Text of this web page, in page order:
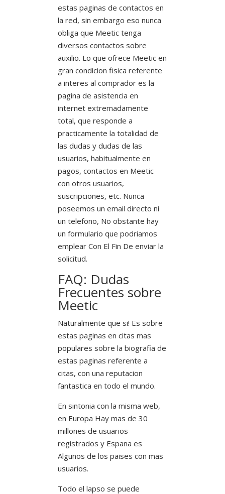
estas paginas de contactos en
la red, sin embargo eso nunca
obliga que Meetic tenga
diversos contactos sobre
auxilio. Lo que ofrece Meetic en
gran condicion fisica referente
a interes al comprador es la
pagina de asistencia en
internet extremadamente
total, que responde a
practicamente la totalidad de
las dudas y dudas de las
usuarios, habitualmente en
pagos, contactos en Meetic
con otros usuarios,
suscripciones, etc. Nunca
poseemos un email directo ni
un telefono, No obstante hay
un formulario que podriamos
emplear Con El Fin De enviar la
solicitud.
FAQ: Dudas
Frecuentes sobre
Meetic
Naturalmente que si! Es sobre
estas paginas en citas mas
populares sobre la biografia de
estas paginas referente a
citas, con una reputacion
fantastica en todo el mundo.
En sintonia con la misma web,
en Europa Hay mas de 30
millones de usuarios
registrados y Espana es
Algunos de los paises con mas
usuarios.
Todo el lapso se puede